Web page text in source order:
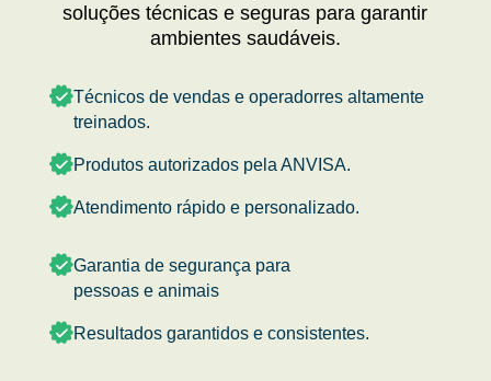
soluções técnicas e seguras para garantir
ambientes saudáveis.
Técnicos de vendas e operadorres altamente
treinados.
Produtos autorizados pela ANVISA.
Atendimento rápido e personalizado.
Garantia de segurança para
pessoas e animais
Resultados garantidos e consistentes.